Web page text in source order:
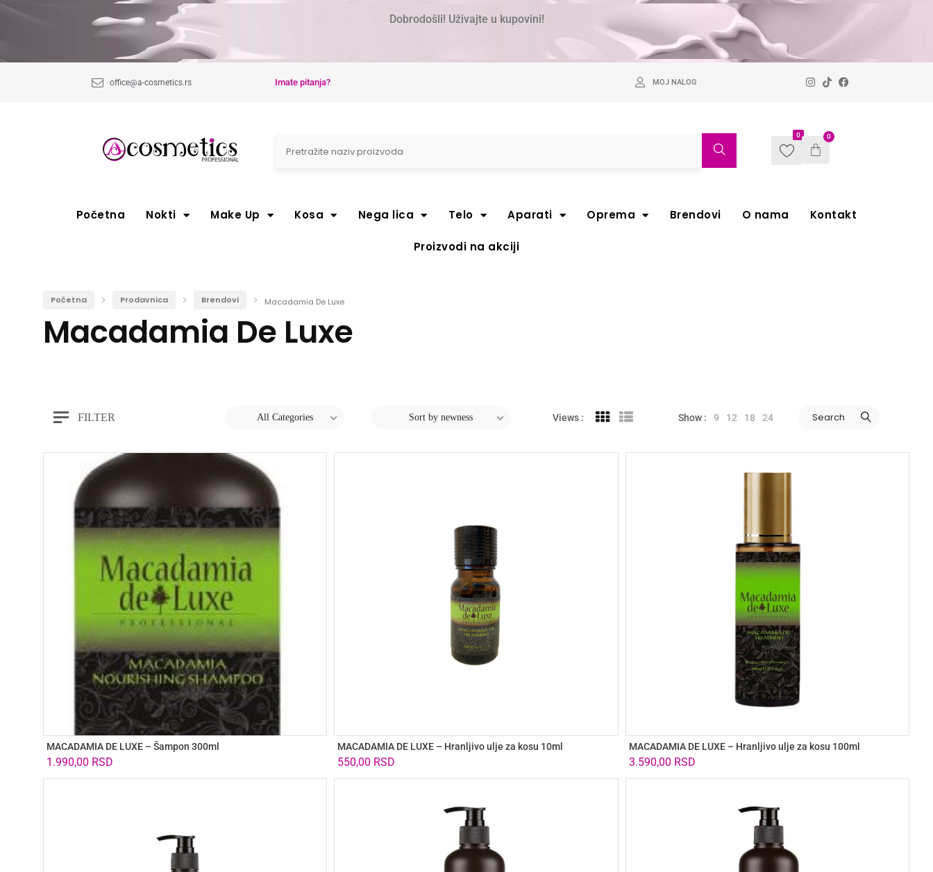
Dobrodošli! Uživajte u kupovini!
office@a-cosmetics.rs Imate pitanja? MOJ NALOG
0 0
Početna Nokti Make Up Kosa Nega lica Telo Aparati Oprema Brendovi O nama Kontakt
Proizvodi na akciji
Početna Prodavnica Brendovi Macadamia De Luxe
Macadamia De Luxe
FILTER All Categories Sort by newness Views : Show : 9 12 18 24 Search
MACADAMIA DE LUXE – Šampon 300ml
1.990,00 RSD
MACADAMIA DE LUXE – Hranljivo ulje za kosu 10ml
550,00 RSD
MACADAMIA DE LUXE – Hranljivo ulje za kosu 100ml
3.590,00 RSD